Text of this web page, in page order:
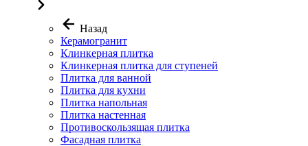
Назад
Керамогранит
Клинкерная плитка
Клинкерная плитка для ступеней
Плитка для ванной
Плитка для кухни
Плитка напольная
Плитка настенная
Противоскользящая плитка
Фасадная плитка